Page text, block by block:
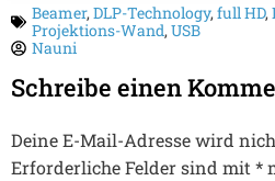
Beamer,DLP-Technology,full HD,
Projektions-Wand,USB
Nauni
Schreibe einen
Deine E-Mail-Adresse wird
Erforderliche Felder sind mit *